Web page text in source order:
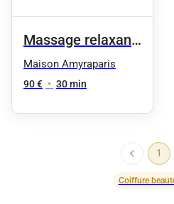
Massage relaxant
(en duo) 30 min'
Maison Amyraparis
90 € • 30 min
1
Coiffure